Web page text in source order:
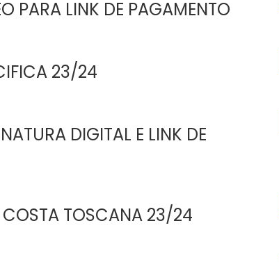
PARA LINK DE PAGAMENTO
23/24
DIGITAL E LINK DE
COSTA TOSCANA 23/24